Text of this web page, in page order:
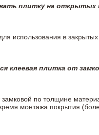
плитку на открытых
использования в
клеевая плитка от
замковой по толщине
монтажа покрытия